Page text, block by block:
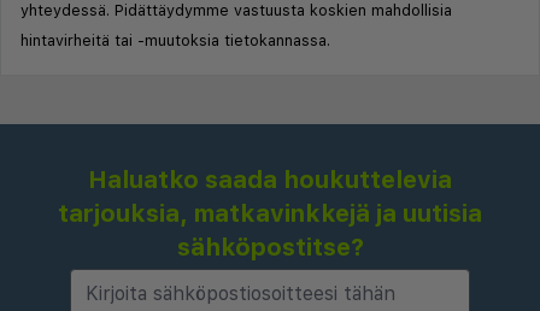
yhteydessä. Pidättäydymme vastuusta koskien mahdollisia
hintavirheitä tai -muutoksia tietokannassa.
Haluatko saada houkuttelevia
tarjouksia, matkavinkkejä ja uutisia
sähköpostitse?